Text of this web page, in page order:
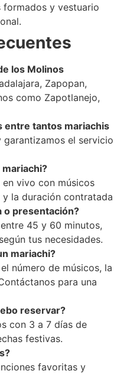
formados y vestuario
los Molinos
Zapopan,
como Zapotlanejo,
entre tantos mariachis
el servicio
vivo con músicos
la duración contratada
o presentación?
45 y 60 minutos,
tus necesidades.
mariachi?
número de músicos, la
para una
reservar?
con 3 a 7 días de
festivas.
favoritas y